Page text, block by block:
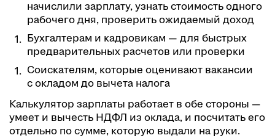
начислили зарплату, узнать стоимость одного
рабочего дня, проверить ожидаемый доход
Бухгалтерам и кадровикам — для быстрых
предварительных расчетов или проверки
Соискателям, которые оценивают вакансии
с окладом до вычета налога
Калькулятор зарплаты работает в обе стороны —
умеет и вычесть НДФЛ из оклада, и посчитать его
отдельно по сумме, которую выдали на руки.